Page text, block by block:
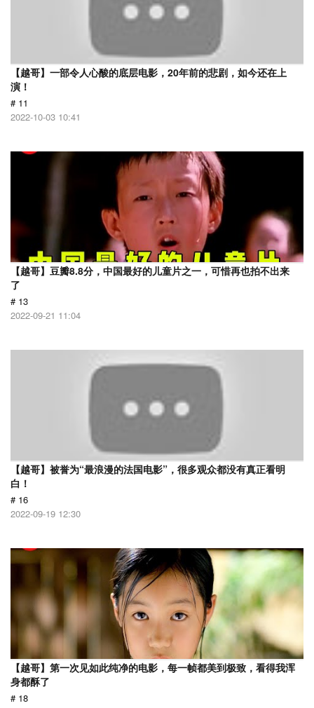
【越哥】一部令人心酸的底层电影，20年前的悲剧，如今还在上
演！
# 11
2022-10-03 10:41
【越哥】豆瓣8.8分，中国最好的儿童片之一，可惜再也拍不出来
了
# 13
2022-09-21 11:04
【越哥】被誉为“最浪漫的法国电影”，很多观众都没有真正看明
白！
# 16
2022-09-19 12:30
【越哥】第一次见如此纯净的电影，每一帧都美到极致，看得我浑
身都酥了
# 18